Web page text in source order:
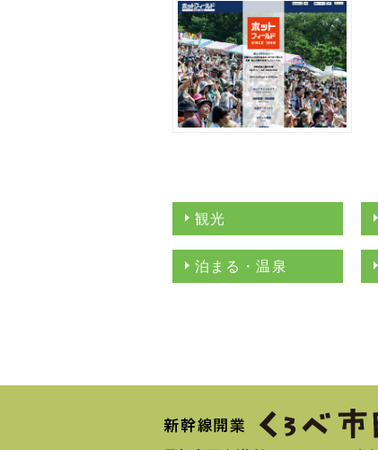
観光
泊まる・温泉